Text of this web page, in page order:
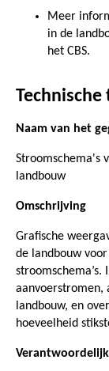
Meer
in de
het CBS.
Naam van het
Stroomschema's
landbouw
Omschrijving
Grafische
de landbouw
stroomschema’s.
aanvoerstromen,
landbouw, en
hoeveelheid